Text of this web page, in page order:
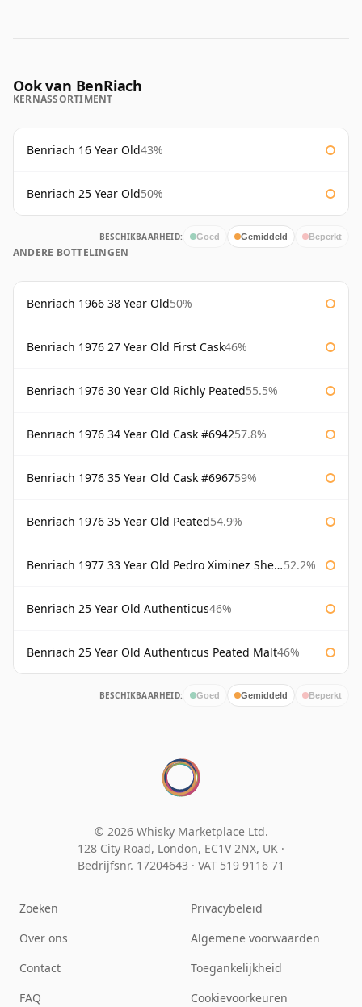
Ook van BenRiach
KERNASSORTIMENT
Benriach 16 Year Old43%
Benriach 25 Year Old50%
BESCHIKBAARHEID: Goed Gemiddeld Beperkt
ANDERE BOTTELINGEN
Benriach 1966 38 Year Old50%
Benriach 1976 27 Year Old First Cask46%
Benriach 1976 30 Year Old Richly Peated55.5%
Benriach 1976 34 Year Old Cask #694257.8%
Benriach 1976 35 Year Old Cask #696759%
Benriach 1976 35 Year Old Peated54.9%
Benriach 1977 33 Year Old Pedro Ximinez Sherry Finish 52.2%
Benriach 25 Year Old Authenticus46%
Benriach 25 Year Old Authenticus Peated Malt46%
BESCHIKBAARHEID: Goed Gemiddeld Beperkt
© 2026 Whisky Marketplace Ltd.
128 City Road, London, EC1V 2NX, UK ·
Bedrijfsnr. 17204643 · VAT 519 9116 71
Zoeken
Over ons
Contact
FAQ
Privacybeleid
Algemene voorwaarden
Toegankelijkheid
Cookievoorkeuren